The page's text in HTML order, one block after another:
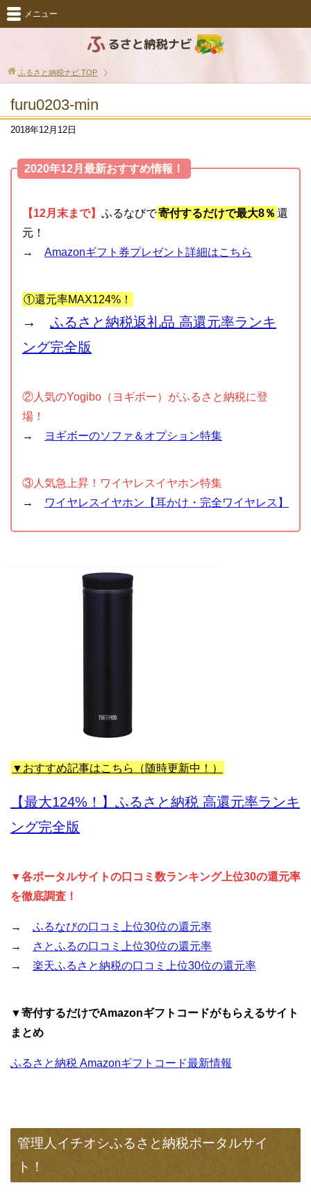
メニュー
ふるさと納税ナビ TOP
furu0203-min
2018年12月12日
2020年12月最新おすすめ情報！
【12月末まで】 ふるなびで寄付するだけで最大8％ 還
元！
→ Amazonギフト券プレゼント詳細はこちら
①還元率MAX124%！
→ ふるさと納税返礼品 高還元率ランキ
ング完全版
②人気のYogibo（ヨギボー）がふるさと納税に登
場！
→
ヨギボーのソファ＆オプション特集
③人気急上昇！ワイヤレスイヤホン特集
→
ワイヤレスイヤホン【耳かけ・完全ワイヤレス】
▼おすすめ記事はこちら（随時更新中！）
【最大124%！】ふるさと納税 高還元率ランキ
ング完全版
▼各ポータルサイトの口コミ数ランキング上位30の還元率
を徹底調査！
→ ふるなびの口コミ上位30位の還元率
→
さとふるの口コミ上位30位の還元率
→ 楽天ふるさと納税の口コミ上位30位の還元率
▼寄付するだけでAmazonギフトコードがもらえるサイト
まとめ
ふるさと納税 Amazonギフトコード最新情報
管理人イチオシふるさと納税ポータルサイ
ト！